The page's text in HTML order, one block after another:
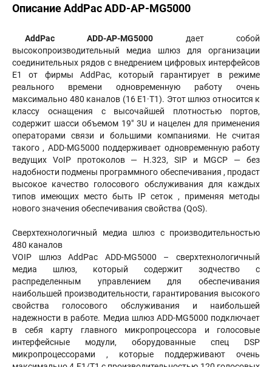
Описание AddPac ADD-AP-MG5000
AddPac ADD-AP-MG5000 дает собой
высокопроизводительный медиа шлюз для организации
соединительных рядов с внедрением цифровых интерфейсов
Е1 от фирмы AddPac, который гарантирует в режиме
реального времени одновременную работу очень
максимально 480 каналов (16 E1·T1). Этот шлюз относится к
классу оснащения с высочайшей плотностью портов,
содержит шасси объемом 19" 3U и нацелен для применения
операторами связи и большими компаниями. Не считая
такого , ADD-MG5000 поддерживает одновременную работу
ведущих VoIP протоколов — H.323, SIP и MGCP — без
надобности подмены программного обеспечивания , продаст
высокое качество голосового обслуживания для каждых
типов имеющих место быть IP сеток , применяя методы
нового значения обеспечивания свойства (QoS).
Сверхтехнологичный медиа шлюз с производительностью
480 каналов
VOIP шлюз AddPac ADD-MG5000 – сверхтехнологичный
медиа шлюз, который содержит зодчество с
распределенным управлением для обеспечивания
наибольшей производительности, гарантирования высокого
свойства голосового обслуживания и наибольшей
надежности в работе. Медиа шлюз ADD-MG5000 подключает
в себя карту главного микропроцессора и голосовые
интерфейсные модули, оборудованные спец DSP
микропроцессорами , которые поддерживают очень